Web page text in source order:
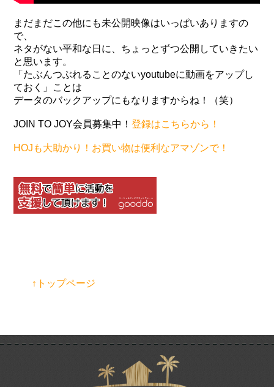
まだまだこの他にも未公開映像はいっぱいありますの
で、
ネタがない平和な日に、ちょっとずつ公開していきたい
と思います。
「たぶんつぶれることのないyoutubeに動画をアップし
ておく」ことは
データのバックアップにもなりますからね！（笑）
JOIN TO JOY会員募集中！登録はこちらから！
HOJも大助かり！お買い物は便利なアマゾンで！
↑トップページ